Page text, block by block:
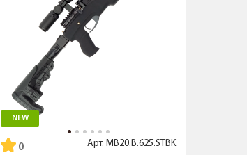
NEW
Арт. MB20.B.625.STBK